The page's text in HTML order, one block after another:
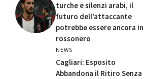
turche e silenzi arabi, il
futuro dell’attaccante
potrebbe essere ancora in
rossonero
NEWS
Cagliari: Esposito
Abbandona il Ritiro Senza